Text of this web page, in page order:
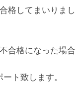
格してまいりまし
合格になった場合
ト致します。